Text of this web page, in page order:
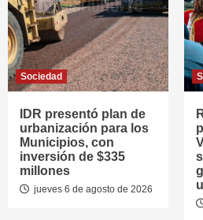
Sociedad
IDR presentó plan de
urbanización para los
Municipios, con
inversión de $335
millones
jueves 6 de agosto de 2026